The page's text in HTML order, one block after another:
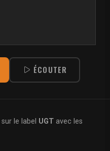
ÉCOUTER
sur le label UGT avec les